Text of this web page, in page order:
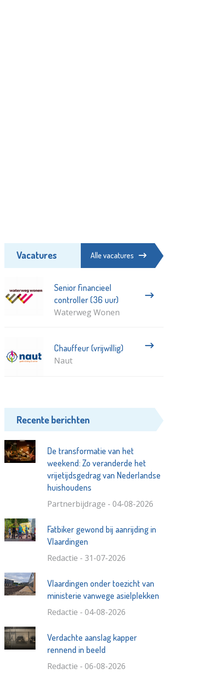
Vacatures Alle vacatures
Senior financieel
controller (36 uur)
Waterweg Wonen
Chauffeur (vrijwillig)
Naut
Recente berichten
De transformatie van het
weekend: Zo veranderde het
vrijetijdsgedrag van Nederlandse
huishoudens
Partnerbijdrage - 04-08-2026
Fatbiker gewond bij aanrijding in
Vlaardingen
Redactie - 31-07-2026
Vlaardingen onder toezicht van
ministerie vanwege asielplekken
Redactie - 04-08-2026
Verdachte aanslag kapper
rennend in beeld
Redactie - 06-08-2026